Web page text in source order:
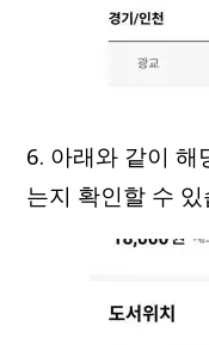
6. 아래와 같이 해
는지 확인할 수 있